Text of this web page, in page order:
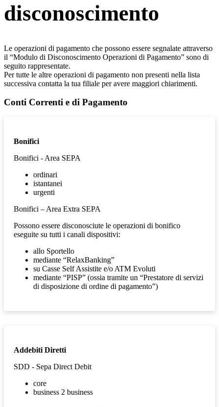
disconoscimento
Le operazioni di pagamento che possono essere segnalate attraverso
il “Modulo di Disconoscimento Operazioni di Pagamento” sono di
seguito rappresentate.
Per tutte le altre operazioni di pagamento non presenti nella lista
successiva contatta la tua filiale per avere maggiori chiarimenti.
Conti Correnti e di Pagamento
Bonifici
Bonifici - Area SEPA
ordinari
istantanei
urgenti
Bonifici – Area Extra SEPA
Possono essere disconosciute le operazioni di bonifico
eseguite su tutti i canali dispositivi:
allo Sportello
mediante “RelaxBanking”
su Casse Self Assistite e/o ATM Evoluti
mediante “PISP” (ossia tramite un “Prestatore di servizi
di disposizione di ordine di pagamento”)
Addebiti Diretti
SDD - Sepa Direct Debit
core
business 2 business